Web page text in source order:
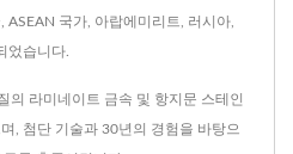
ASEAN 국가, 아랍에미리트, 러시아,
었습니다.
의 라미네이트 금속 및 항지문 스테인
, 첨단 기술과 30년의 경험을 바탕으